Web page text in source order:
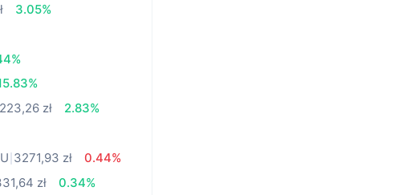
3.05%
zł
2.83%
3271,93 zł
0.44%
zł
0.34%